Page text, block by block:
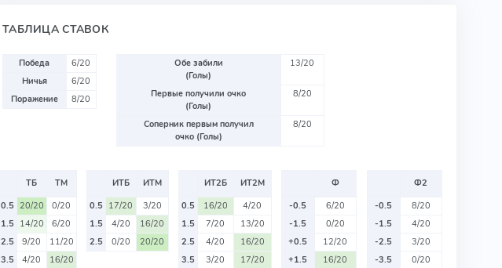
ТАБЛИЦА СТАВОК
Победа
6/20
Ничья
6/20
Поражение
8/20
Обе забили
(Голы)
13/20
Первые получили очко
(Голы)
8/20
Соперник первым получил
очко (Голы)
8/20
ТБ
ТМ
0.5 20/20
0/20
1.5 14/20
6/20
2.5
9/20
11/20
3.5
4/20
16/20
ИТБ
ИТМ
0.5 17/20
3/20
1.5
4/20
16/20
2.5
0/20 20/20
ИТ2Б
ИТ2М
0.5
16/20
4/20
1.5
7/20
13/20
2.5
4/20
16/20
3.5
3/20
17/20
Ф
-0.5
6/20
-1.5
0/20
+0.5
12/20
+1.5
16/20
Ф2
-0.5
8/20
-1.5
4/20
-2.5
3/20
-3.5
0/20